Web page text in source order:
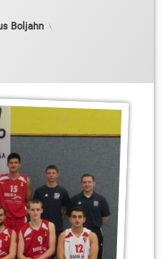
Boljahn